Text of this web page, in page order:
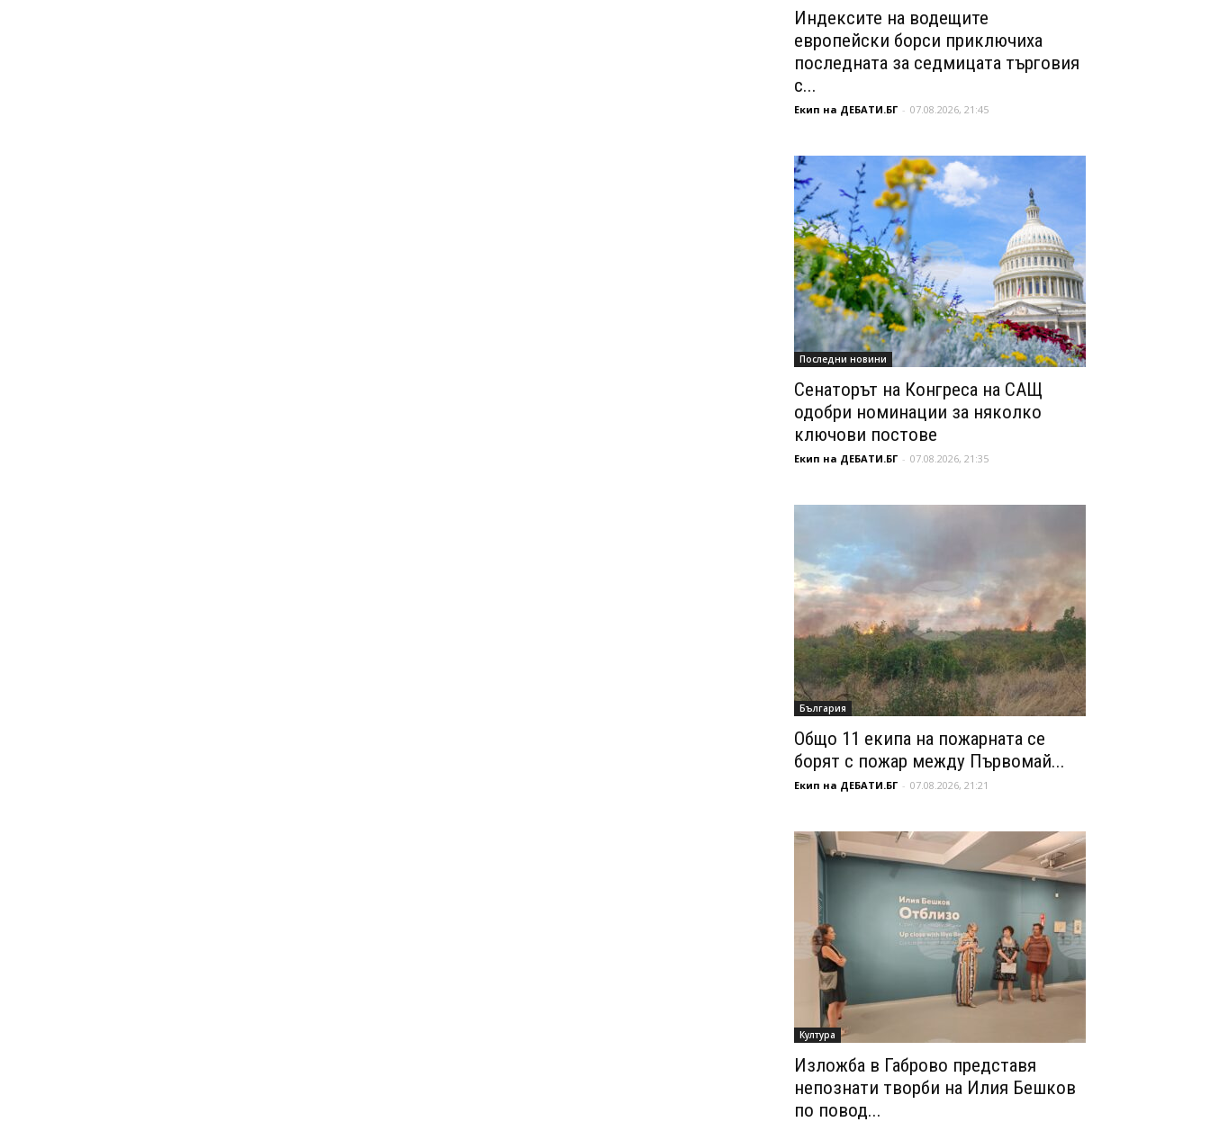
Индексите на водещите
европейски борси приключиха
последната за седмицата търговия
с...
Екип на ДЕБАТИ.БГ - 07.08.2026, 21:45
Последни новини
Сенаторът на Конгреса на САЩ
одобри номинации за няколко
ключови постове
Екип на ДЕБАТИ.БГ - 07.08.2026, 21:35
България
Общо 11 екипа на пожарната се
борят с пожар между Първомай...
Екип на ДЕБАТИ.БГ - 07.08.2026, 21:21
Култура
Изложба в Габрово представя
непознати творби на Илия Бешков
по повод...